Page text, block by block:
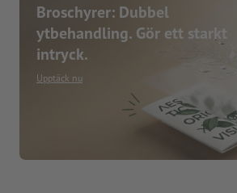
Broschyrer: Dubbel
ytbehandling. Gör ett starkt
intryck.
Upptäck nu